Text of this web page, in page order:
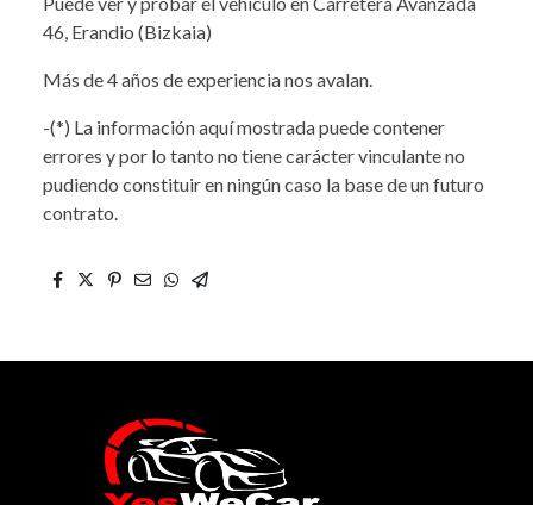
46, Erandio (Bizkaia)
Más de 4 años de experiencia nos avalan.
-(*) La información aquí mostrada puede contener
errores y por lo tanto no tiene carácter vinculante no
pudiendo constituir en ningún caso la base de un futuro
contrato.